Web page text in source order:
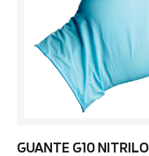
GUANTE G10 NITRILO